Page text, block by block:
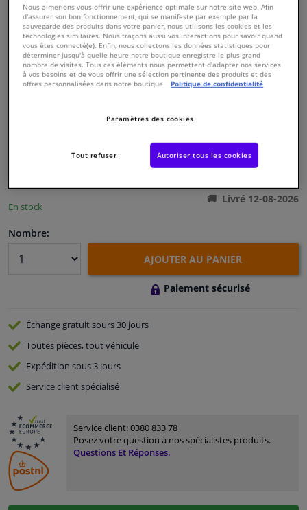
Fenêtres & accessoires
Intérieur & ameublement
Camping-car, moto & vélo
Promotions et réductions
En stock
Livré 12-08-2026
Nombre:
AJOUTER AU PANIER
Paiement sécurisé
Échange gratuitsours 30 jours
Toutes pièces, tout véhicule
Expédition sous 3 jours
Serviceclient spécialisé
Service client:0380 833 78
Posez votre question à nos spécialistes produits.
Questions Et Réponses.
Nous aimerions vous offrir une expérience optimale sur notre site web. Afin
d'assurer son bon fonctionnement, qui se manifeste par exemple par la
sauvegarde des produits dans votre panier, nous utilisons les cookies et les
technologies similaires. Nous traçons aussi vos interactions pour savoir quand
vous êtes connecté(e). Enfin, nous collectons les données statistiques pour
déterminer jusqu'à quelle heure notre boutique enregistre le plus grand
nombre de visites. Tous ces éléments nous permettent d'adapter nos services
à vos besoins et de vous offrir une sélection pertinente des produits et des
offres personnalisées dans notre boutique.
Politique de confidentialité
Paramètres des cookies
Tout refuser Autoriser tous les cookies